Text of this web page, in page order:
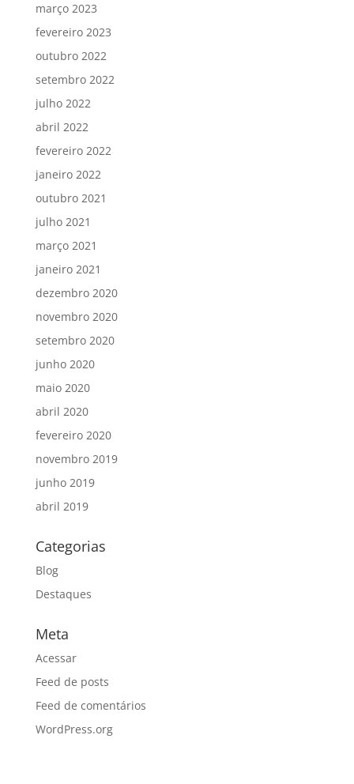
março 2023
fevereiro 2023
outubro 2022
setembro 2022
julho 2022
abril 2022
fevereiro 2022
janeiro 2022
outubro 2021
julho 2021
março 2021
janeiro 2021
dezembro 2020
novembro 2020
setembro 2020
junho 2020
maio 2020
abril 2020
fevereiro 2020
novembro 2019
junho 2019
abril 2019
Categorias
Blog
Destaques
Meta
Acessar
Feed de posts
Feed de comentários
WordPress.org